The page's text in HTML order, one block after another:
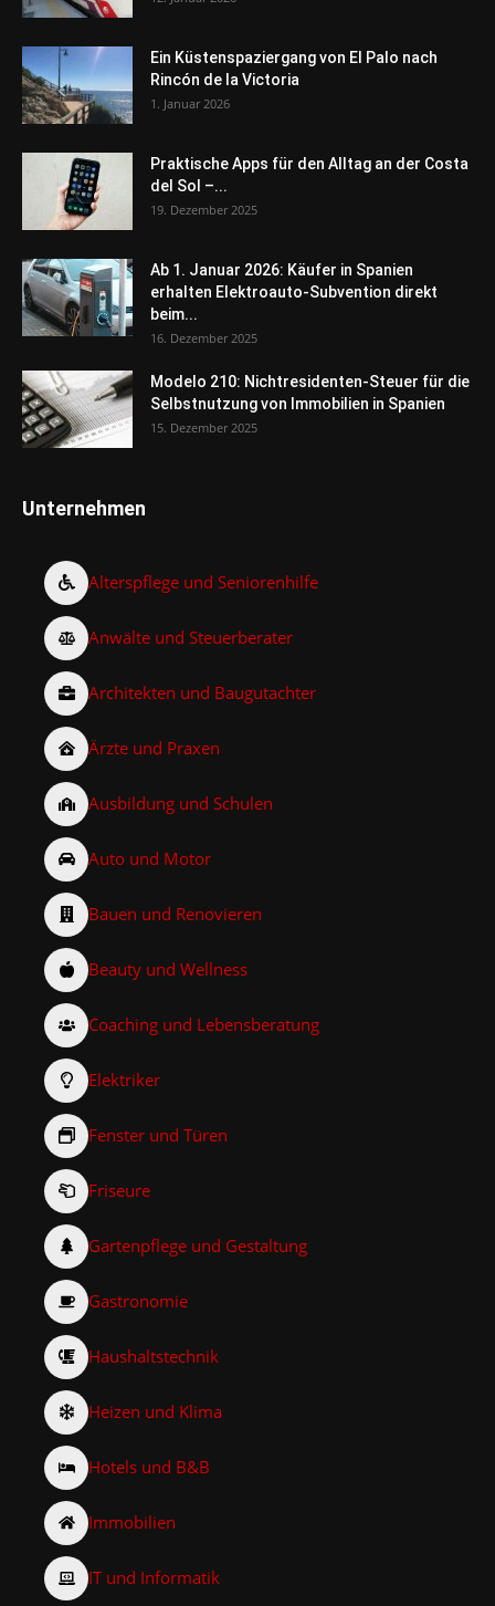
Ein Küstenspaziergang von El Palo nach
Rincón de la Victoria
1. Januar 2026
Praktische Apps für den Alltag an der Costa
del Sol –...
19. Dezember 2025
Ab 1. Januar 2026: Käufer in Spanien
erhalten Elektroauto-Subvention direkt
beim...
16. Dezember 2025
Modelo 210: Nichtresidenten-Steuer für die
Selbstnutzung von Immobilien in Spanien
15. Dezember 2025
Unternehmen
Alterspflege und Seniorenhilfe
Anwälte und Steuerberater
Architekten und Baugutachter
Ärzte und Praxen
Ausbildung und Schulen
Auto und Motor
Bauen und Renovieren
Beauty und Wellness
Coaching und Lebensberatung
Elektriker
Fenster und Türen
Friseure
Gartenpflege und Gestaltung
Gastronomie
Haushaltstechnik
Heizen und Klima
Hotels und B&B
Immobilien
IT und Informatik